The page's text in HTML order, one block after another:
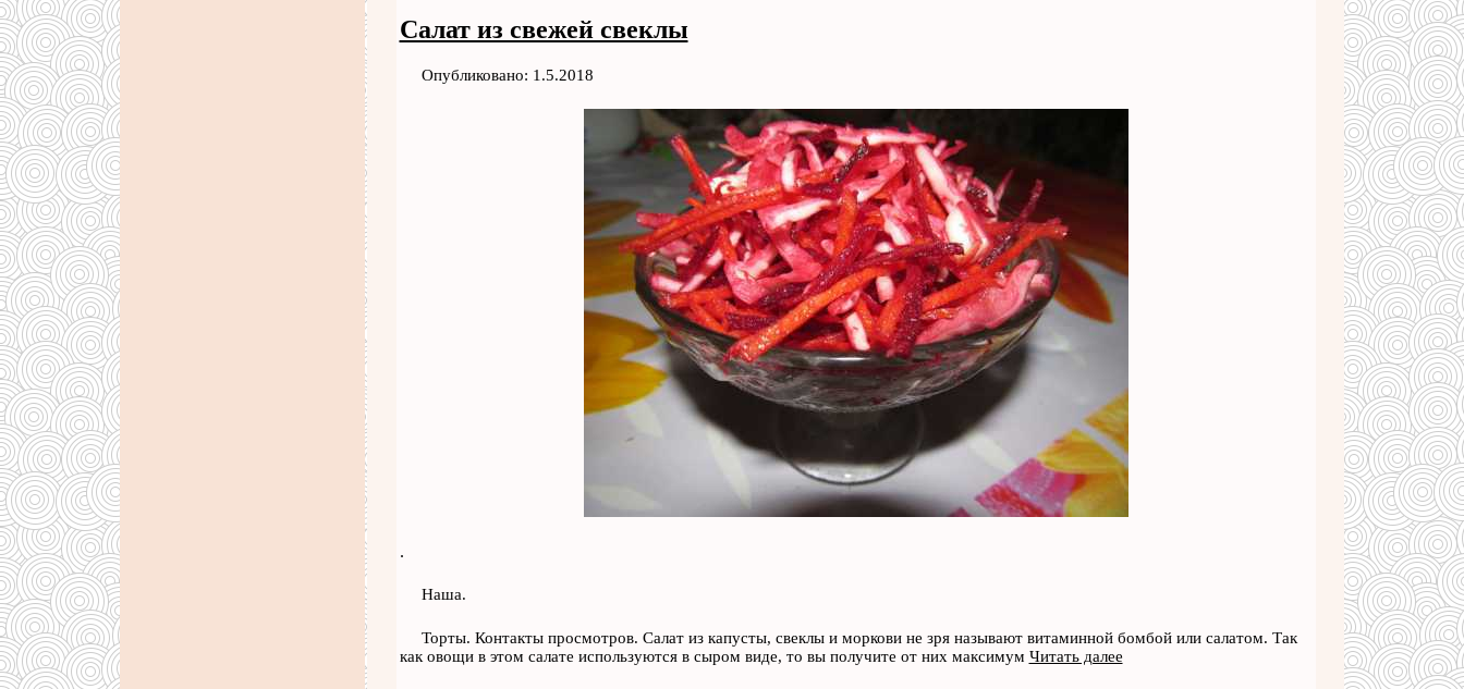
Салат из свежей свеклы
Опубликовано: 1.5.2018
.
Наша.
Торты. Контакты просмотров. Салат из капусты, свеклы и моркови не зря называют витаминной бомбой или салатом. Так
как овощи в этом салате используются в сыром виде, то вы получите от них максимум Читать далее